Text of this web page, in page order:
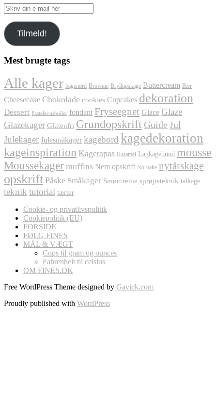
Skriv
din
e-
mail
her
Tilmeld!
Mest brugte tags
Alle kager bagenørd Brownie Bryllupskage Buttercream Bær
Cheesecake Chokolade cookies Cupcakes dekoration
Dessert Fastelavnsboller fondant Fryseegnet Glace Glaze
Glazekager Glutenfri Grundopskrift Guide Jul
Julekager Julesmåkager kagebord kagedekoration
kageinspiration Kagetapas Karamel Lagkagebund mousse
Moussekager muffins Nem opskrift No-bake nytårskage
opskrift Påske Småkager Smørcreme sprøjteteknik talkage
teknik tutorial tærter
Cookie- og privatlivspolitik
Cookiepolitik (EU)
FORSIDE
FØLG FINES
MÅL & VÆGT
Cups til gram og ounces
Fahrenheit til celsius
OM FINES.DK
Free WordPress Theme designed by Gavick.com
Proudly published with WordPress